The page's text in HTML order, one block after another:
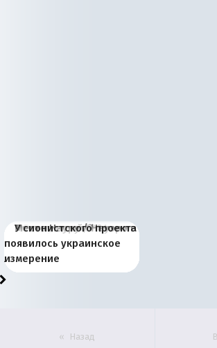
Киевская марионетка
Запада рассказала о
«переобувании» хозяев
В России назрели
перемены: 15 шагов к
суверенной экономике
Миграционный пожар
Европы
Россия начинает
сбрасывать балласт
Анкориджа
Россия зимой 1904
года: первые уступки во
внутренней политике
Русская нация вчера и
сегодня
Почему правый крах в
Варшаве не поможет её
отношениям с Россией?
Место Науру / Науэро в
современной истории
Южной Осетии
У сионистского проекта
появилось украинское
измерение
Назад